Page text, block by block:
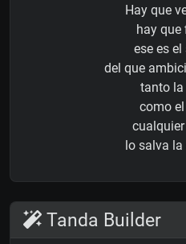
Hay que
hay que
ese es el
del que
tanto la
como
lo salva
Tanda Builder